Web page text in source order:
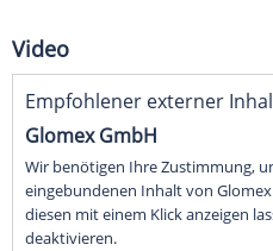
Video
Empfohlener externer
Glomex GmbH
Wir benötigen Ihre Zustimmung,
eingebundenen Inhalt von
diesen mit einem Klick anzeigen
deaktivieren.